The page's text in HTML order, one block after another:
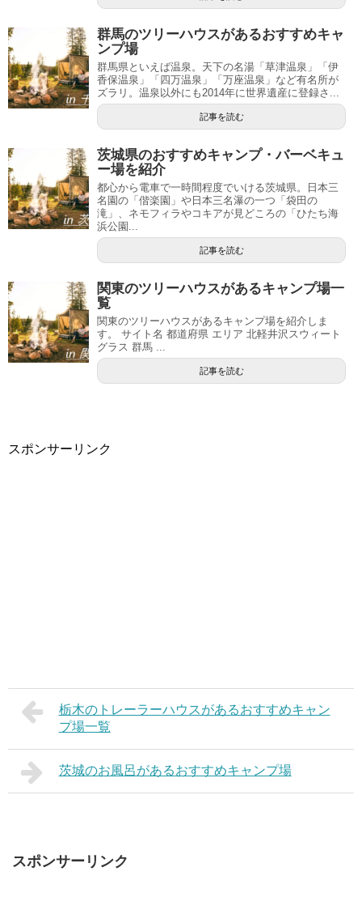
群馬のツリーハウスがあるおすすめキャ
ンプ場
群馬県といえば温泉。天下の名湯「草津温泉」「伊
香保温泉」「四万温泉」「万座温泉」など有名所が
ズラリ。温泉以外にも2014年に世界遺産に登録さ...
記事を読む
茨城県のおすすめキャンプ・バーベキュ
ー場を紹介
都心から電車で一時間程度でいける茨城県。日本三
名園の「偕楽園」や日本三名瀑の一つ「袋田の
滝」、ネモフィラやコキアが見どころの「ひたち海
浜公園...
記事を読む
関東のツリーハウスがあるキャンプ場一
覧
関東のツリーハウスがあるキャンプ場を紹介しま
す。 サイト名 都道府県 エリア 北軽井沢スウィート
グラス 群馬 ...
記事を読む
スポンサーリンク
栃木のトレーラーハウスがあるおすすめキャン
プ場一覧
茨城のお風呂があるおすすめキャンプ場
スポンサーリンク